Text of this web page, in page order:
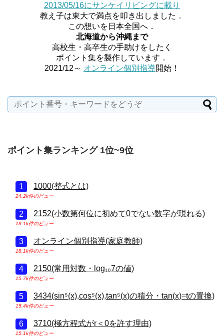
2013/05/16にサンケイリビングに載り
教え子は東大で満点を叩き出しました．
この想いを日本全国へ．
北海道から沖縄まで
高校生・高卒生の手助けをしたく
ポイント集を製作しています．
2021/12～ オンライン個別指導開始！
ポイント集ランキング 1位~9位
1000(整式とは)
24.2k件のビュー
2152(小数第何位に初めて0でない数字が現れる)
18.1k件のビュー
オンライン個別指導(家庭教師)
18.1k件のビュー
2150(常用対数・log₁₀7の値)
15.7k件のビュー
3434(sin⁵(x),cos⁵(x),tan⁵(x)の積分・tan(x)=tの置換)
15.4k件のビュー
3710(極方程式がr＜0を許す理由)
15.1k件のビュー